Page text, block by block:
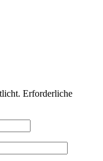
Erforderliche